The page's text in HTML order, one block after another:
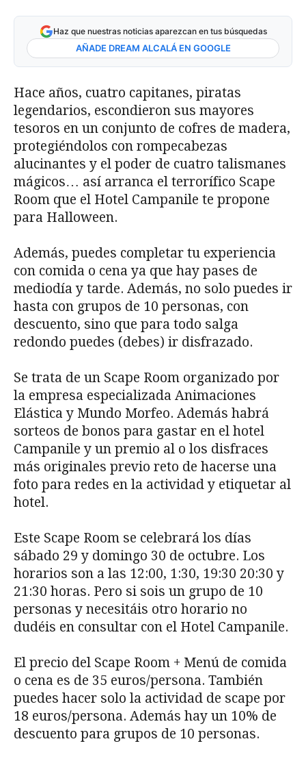
Haz que nuestras noticias aparezcan en tus búsquedas
AÑADE DREAM ALCALÁ EN GOOGLE
Hace años, cuatro capitanes, piratas
legendarios, escondieron sus mayores
tesoros en un conjunto de cofres de madera,
protegiéndolos con rompecabezas
alucinantes y el poder de cuatro talismanes
mágicos… así arranca el terrorífico Scape
Room que el Hotel Campanile te propone
para Halloween.
Además, puedes completar tu experiencia
con comida o cena ya que hay pases de
mediodía y tarde. Además, no solo puedes ir
hasta con grupos de 10 personas, con
descuento, sino que para todo salga
redondo puedes (debes) ir disfrazado.
Se trata de un Scape Room organizado por
la empresa especializada Animaciones
Elástica y Mundo Morfeo. Además habrá
sorteos de bonos para gastar en el hotel
Campanile y un premio al o los disfraces
más originales previo reto de hacerse una
foto para redes en la actividad y etiquetar al
hotel.
Este Scape Room se celebrará los días
sábado 29 y domingo 30 de octubre. Los
horarios son a las 12:00, 1:30, 19:30 20:30 y
21:30 horas. Pero si sois un grupo de 10
personas y necesitáis otro horario no
dudéis en consultar con el Hotel Campanile.
El precio del Scape Room + Menú de comida
o cena es de 35 euros/persona. También
puedes hacer solo la actividad de scape por
18 euros/persona. Además hay un 10% de
descuento para grupos de 10 personas.